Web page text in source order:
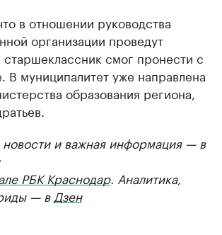
в отношении руководства
организации проведут
старшеклассник смог пронести с
В муниципалитет уже направлена
образования региона,
и важная информация — в
РБК Краснодар. Аналитика,
— в Дзен